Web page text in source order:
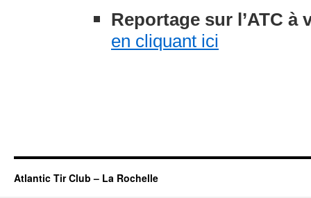
Reportage sur l’ATC à
en cliquant ici
Atlantic Tir Club – La Rochelle